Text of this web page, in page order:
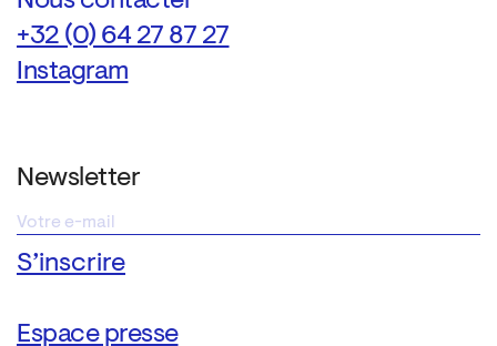
+32 (0) 64 27 87 27
Instagram
Newsletter
Espace presse